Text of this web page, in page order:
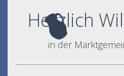
Herzlich
in der